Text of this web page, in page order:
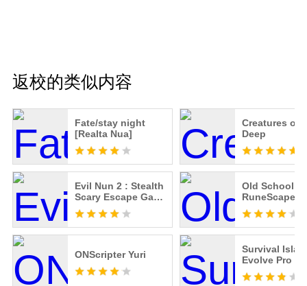
返校的类似内容
Fate/stay night
[Realta Nua]
Creatures of
Deep
Evil Nun 2 : Stealth
Scary Escape Game
Adventure
Old School
RuneScape
ONScripter Yuri
Survival
Evolve Pro